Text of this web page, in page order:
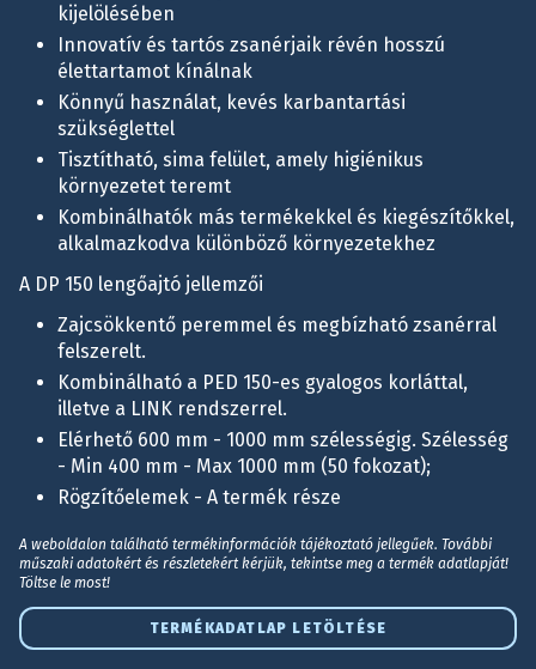
kijelölésében
Innovatív és tartós zsanérjaik révén hosszú
élettartamot kínálnak
Könnyű használat, kevés karbantartási
szükséglettel
Tisztítható, sima felület, amely higiénikus
környezetet teremt
Kombinálhatók más termékekkel és kiegészítőkkel,
alkalmazkodva különböző környezetekhez
A DP 150 lengőajtó jellemzői
Zajcsökkentő peremmel és megbízható zsanérral
felszerelt.
Kombinálható a PED 150-es gyalogos korláttal,
illetve a LINK rendszerrel.
Elérhető 600 mm - 1000 mm szélességig. Szélesség
- Min 400 mm - Max 1000 mm (50 fokozat);
Rögzítőelemek - A termék része
A weboldalon található termékinformációk tájékoztató jellegűek. További
műszaki adatokért és részletekért kérjük, tekintse meg a termék adatlapját!
Töltse le most!
TERMÉKADATLAP LETÖLTÉSE